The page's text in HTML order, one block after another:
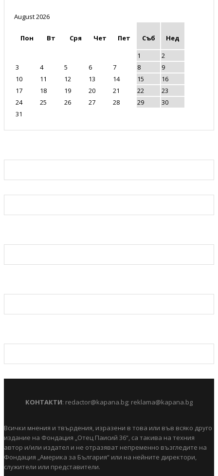
August 2026
Пон Вт Сря Чет Пет Съб
Нед
1
2
3
4 5 6 7 8
9
10
11 12 13 14 15
16
17
18 19 20 21 22
23
24
25 26 27 28 29
30
31
КОНТАКТИ: redactor@kapana.bg; reklama@kapana.bg
Всички мнения и твърдения, изразени в това или във всяко друго
издание на Фондация „Отец Паисий 36“, са такива на техния
автор и/или издател и не отразяват непременно възгледите на
Фондация „Америка за България“ или на нейните директори,
служители или представители.